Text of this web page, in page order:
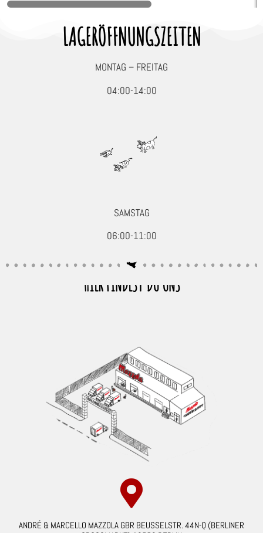
LAGERÖFFNUNGSZEITEN
MONTAG – FREITAG
04:00-14:00
SAMSTAG
06:00-11:00
HIER FINDEST DU UNS
ANDRÉ & MARCELLO MAZZOLA GBR BEUSSELSTR. 44N-Q (BERLINER